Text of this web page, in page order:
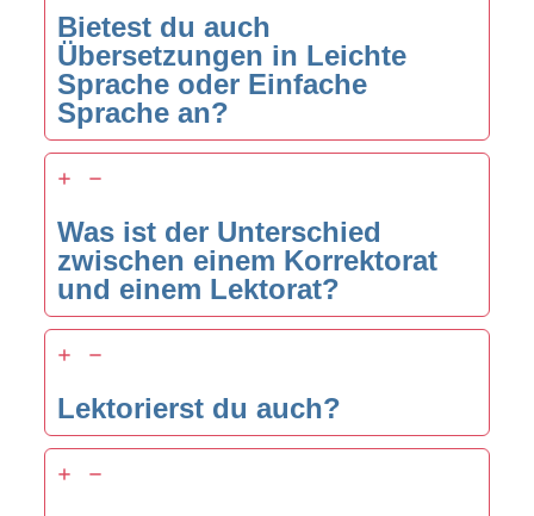
Bietest du auch
Übersetzungen in Leichte
Sprache oder Einfache
Sprache an?
Was ist der Unterschied
zwischen einem Korrektorat
und einem Lektorat?
Lektorierst du auch?